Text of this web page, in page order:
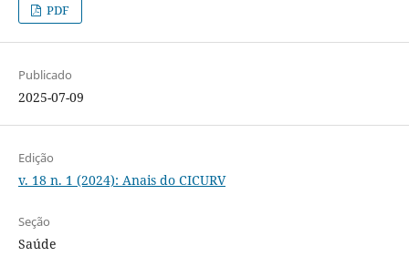
PDF
Publicado
2025-07-09
Edição
v. 18 n. 1 (2024): Anais do CICURV
Seção
Saúde